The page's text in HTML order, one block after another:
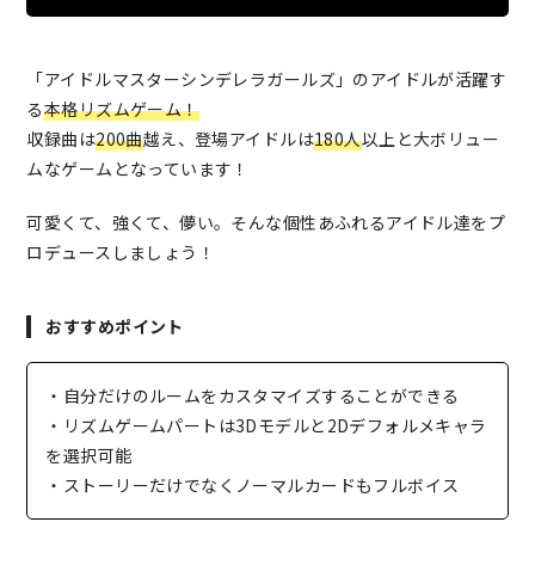
「アイドルマスターシンデレラガールズ」のアイドルが活躍す
る本格リズムゲーム！
収録曲は200曲越え、登場アイドルは180人以上と大ボリュー
ムなゲームとなっています！
可愛くて、強くて、儚い。そんな個性あふれるアイドル達をプ
ロデュースしましょう！
おすすめポイント
・自分だけのルームをカスタマイズすることができる
・リズムゲームパートは3Dモデルと2Dデフォルメキャラ
を選択可能
・ストーリーだけでなくノーマルカードもフルボイス